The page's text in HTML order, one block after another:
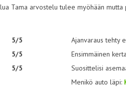
Tama arvostelu tulee myöhään
5/5
5/5
5/5
Ajanvaraus tehty
Ensimmäinen
Suosittelisi
Menikö auto läpi: